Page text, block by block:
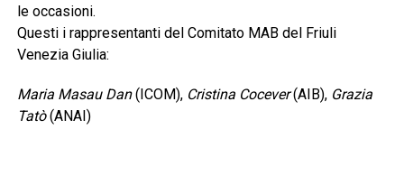
le occasioni.
Questi i rappresentanti del Comitato MAB del Friuli
Venezia Giulia:
Maria Masau Dan(ICOM), Cristina Cocever(AIB), Grazia
Tatò(ANAI)